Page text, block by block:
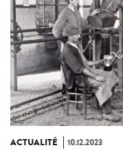
ACTUALITÉ 10.12.2023